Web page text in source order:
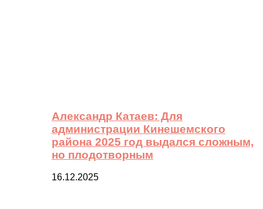
Александр Катаев: Для
администрации Кинешемского
района 2025 год выдался сложным,
но плодотворным
16.12.2025